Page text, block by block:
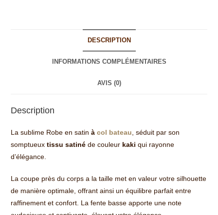
DESCRIPTION
INFORMATIONS COMPLÉMENTAIRES
AVIS (0)
Description
La sublime Robe en satin àcol bateau, séduit par son
somptueuxtissu satiné de couleur kaki qui rayonne
d’élégance.
La coupe près du corps a la taille met en valeur votre silhouette
de manière optimale, offrant ainsi un équilibre parfait entre
raffinement et confort. La fente basse apporte une note